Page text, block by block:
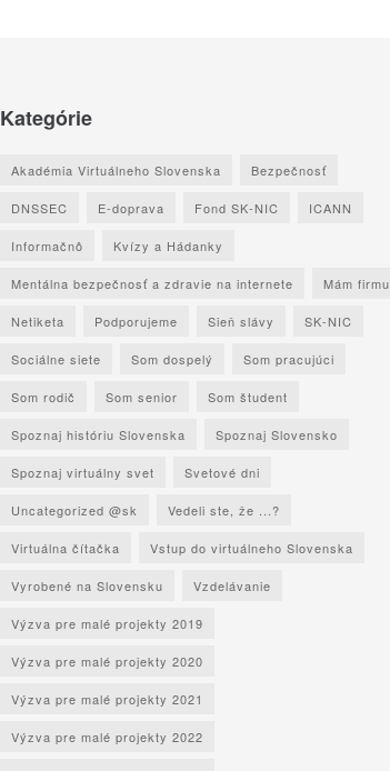
Kategórie
Akadémia Virtuálneho Slovenska Bezpečnosť
DNSSEC E-doprava Fond SK-NIC ICANN
Informačnô Kvízy a Hádanky
Mentálna bezpečnosť a zdravie na internete Mám firmu
Netiketa Podporujeme Sieň slávy SK-NIC
Sociálne siete Som dospelý Som pracujúci
Som rodič Som senior Som študent
Spoznaj históriu Slovenska Spoznaj Slovensko
Spoznaj virtuálny svet Svetové dni
Uncategorized @sk Vedeli ste, že ...?
Virtuálna čítačka Vstup do virtuálneho Slovenska
Vyrobené na Slovensku Vzdelávanie
Výzva pre malé projekty 2019
Výzva pre malé projekty 2020
Výzva pre malé projekty 2021
Výzva pre malé projekty 2022